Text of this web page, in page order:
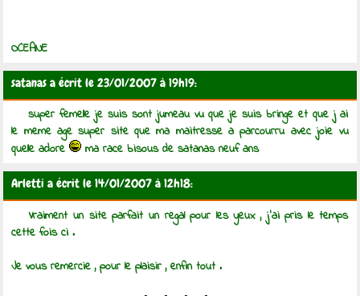
OCEANE
satanas a écrit le 23/01/2007 à 19h19:
super femelle je suis sont jumeau vu que je suis bringe et que j ai
le meme age super site que ma maitresse a parcourru avec joie vu
quelle adore
ma race bisous de satanas neuf ans
Arletti a écrit le 14/01/2007 à 12h18:
Vraiment un site parfait un regal pour les yeux , j'ai pris le temps
cette fois ci .
Je vous remercie , pour le plaisir , enfin tout .